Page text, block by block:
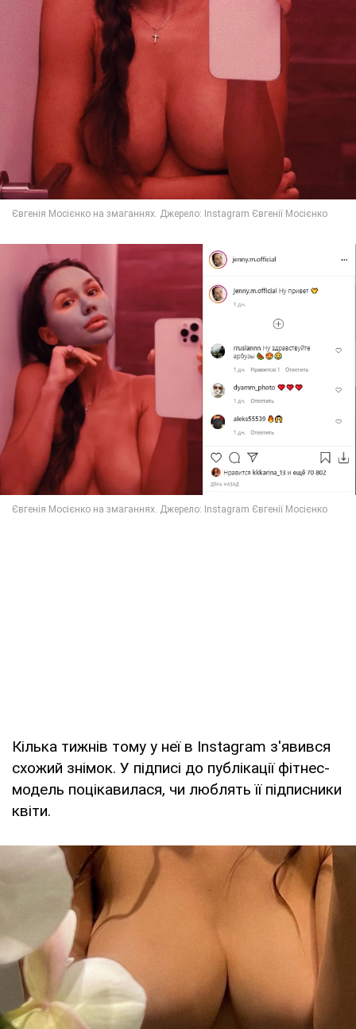
Кілька тижнів тому у неї в Instagram з'явився
схожий знімок. У підписі до публікації фітнес-
модель поцікавилася, чи люблять її підписники
квіти.